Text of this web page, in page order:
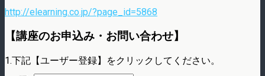
http://elearning.co.jp/?page_id=5868
【講座のお申込み・お問い合わせ】
1.下記【ユーザー登録】をクリックしてください。